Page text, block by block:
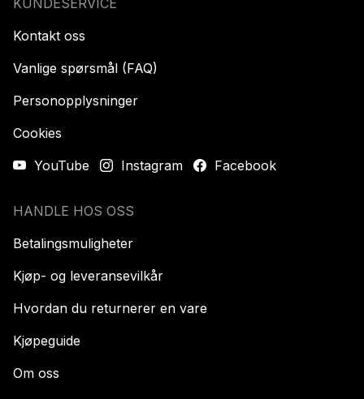
Kontakt oss
Vanlige spørsmål (FAQ)
Personopplysninger
Cookies
YouTube
Instagram Facebook
HANDLE HOS OSS
Betalingsmuligheter
Kjøp- og leveransevilkår
Hvordan du returnerer en vare
Kjøpeguide
Om oss